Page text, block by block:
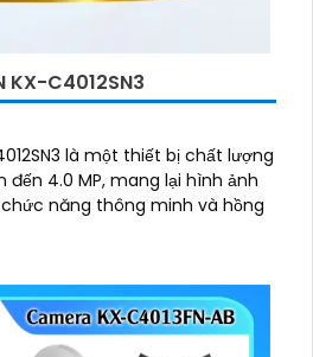
KX-C4012SN3
là một thiết bị chất lượng
đến 4.0 MP, mang lại hình ảnh